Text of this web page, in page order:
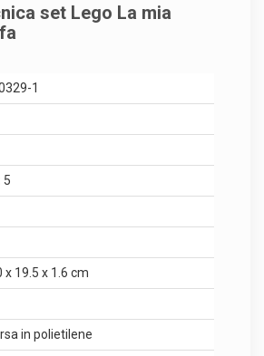
set Lego La mia
1
5
x 19.5 x 1.6 cm
in polietilene